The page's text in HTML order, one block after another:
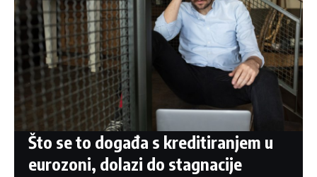
Što se to događa s kreditiranjem u
eurozoni, dolazi do stagnacije